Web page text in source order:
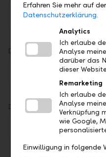
Investing
Domicile
Domicile
Liechtenstein
Erfahren Sie mehr auf
Datenschutzerklärung.
Analytics
Ich erlaube
Analyse
darüber das
dieser
Remarketing
Ich erlaube
Analyse
Verknüpfung
wie Google,
Einwilligung in folgende